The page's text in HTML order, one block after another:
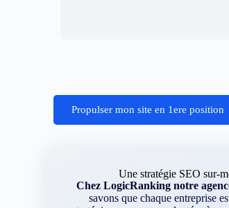
Propulser mon site en 1ere position
Une stratégie SEO sur-
Chez LogicRanking notre
savons que chaque entreprise